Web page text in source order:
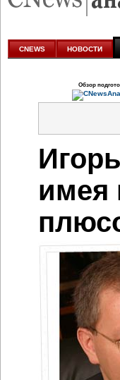
аналитике
CNEWS НОВОСТИ
Обзор
имея